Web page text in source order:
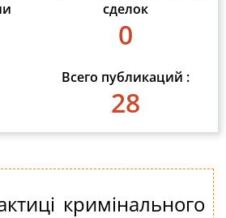
сделок
0
Всего публикаций :
28
кримінального